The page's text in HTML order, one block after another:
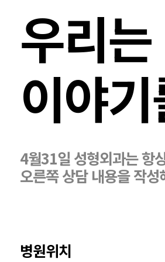
우리
이야
4월31일 성형외과는 항
오른쪽 상담 내용을 작
병원위치